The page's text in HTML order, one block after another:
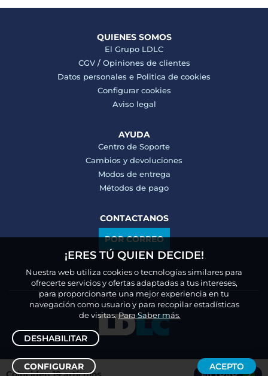
QUIENES SOMOS
El Grupo LDLC
CGV/ Opiniones de clientes
Datos personales e Politica de cookies
Configurar cookies
Aviso legal
AYUDA
Centro de Soporte
Cambios y devoluciones
Modos de entrega
Métodos de pago
CONTACTANOS
POR CORREO
¡ERES TÚ QUIEN DECIDE!
Nuestra web utiliza cookies o tecnologías similares para
ofrecerte servicios y ofertas adaptadas a tus intereses,
para proporcionarte una mejor experiencia en tu
navegación como usuario y para recopilar estadísticas
de visitas.Para Saber más.
DESHABILITAR
CONFIGURAR ACEPTO